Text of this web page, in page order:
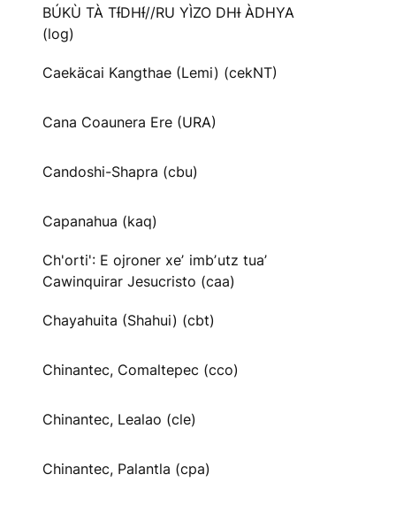
BÚKÙ TÀ TƗ́DHƗ́//RU YÌZO DHƗ ÀDHYA
(log)
Caekäcai Kangthae (Lemi) (cekNT)
Cana Coaunera Ere (URA)
Candoshi-Shapra (cbu)
Capanahua (kaq)
Ch'orti': E ojroner xeʼ imbʼutz tuaʼ
Cawinquirar Jesucristo (caa)
Chayahuita (Shahui) (cbt)
Chinantec, Comaltepec (cco)
Chinantec, Lealao (cle)
Chinantec, Palantla (cpa)